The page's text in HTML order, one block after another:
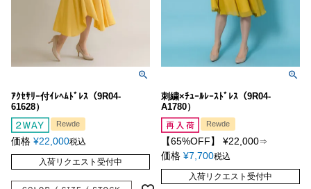
ｱｸｾｻﾘｰ付ｲﾚﾍﾑﾄﾞﾚｽ（9R04-
61628）
Rewde
価格 ¥22,000税込
入荷リクエスト受付中
刺繍×ﾁｭｰﾙﾚｰｽﾄﾞﾚｽ（9R04-
A1780）
Rewde
【65%OFF】 ¥22,000⇒
価格 ¥7,700税込
入荷リクエスト受付中